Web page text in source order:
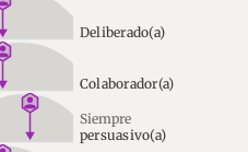
Deliberado(a)
Colaborador(a)
Siempre
persuasivo(a)